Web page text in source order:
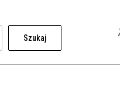
Szukaj